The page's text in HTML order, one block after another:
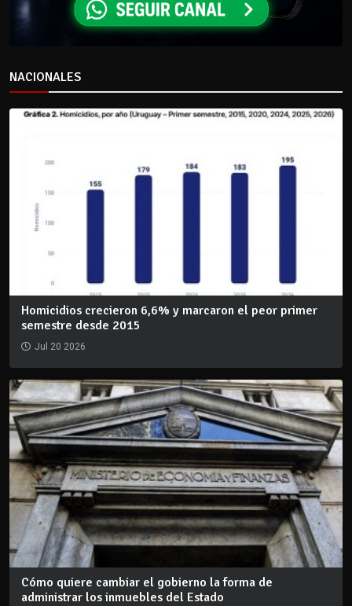
NACIONALES
Homicidios crecieron 6,6% y marcaron el peor primer
semestre desde 2015
Jul 20 2026
Cómo quiere cambiar el gobierno la forma de
administrar los inmuebles del Estado